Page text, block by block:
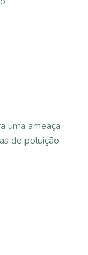
uma ameaça
de poluição